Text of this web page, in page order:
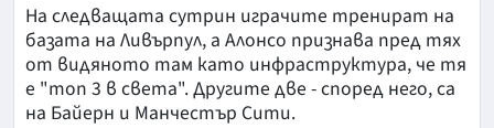
На следващата сутрин играчите тренират на
базата на Ливърпул, а Алонсо признава пред тях
от видяното там като инфраструктура, че тя
е "топ 3 в света". Другите две - според него, са
на Байерн и Манчестър Сити.